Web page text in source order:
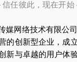
任彼此，现在开
媒网络技术有限公
的创新型企业，成
新与卓越的用户体